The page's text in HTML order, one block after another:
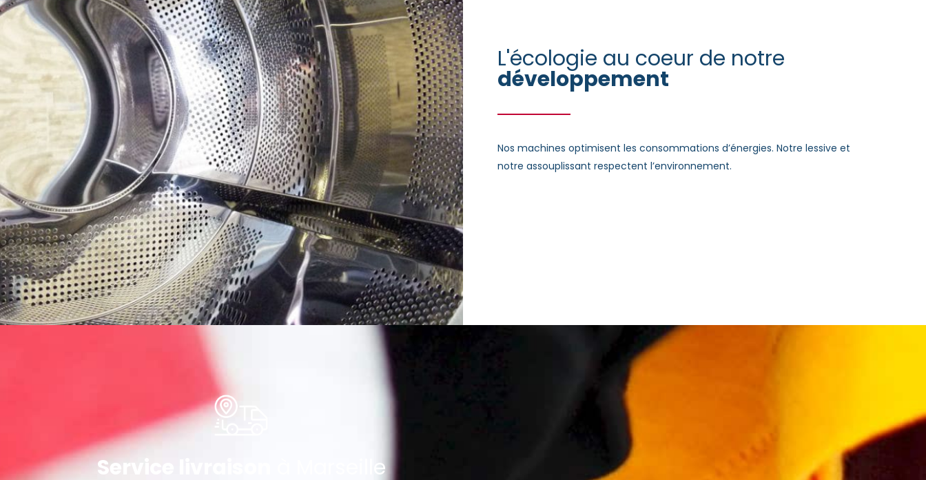
L'écologie au coeur de notre
développement
Nos machines optimisent les consommations d’énergies. Notre lessive et
notre assouplissant respectent l’environnement.
Service livraison à Marseille